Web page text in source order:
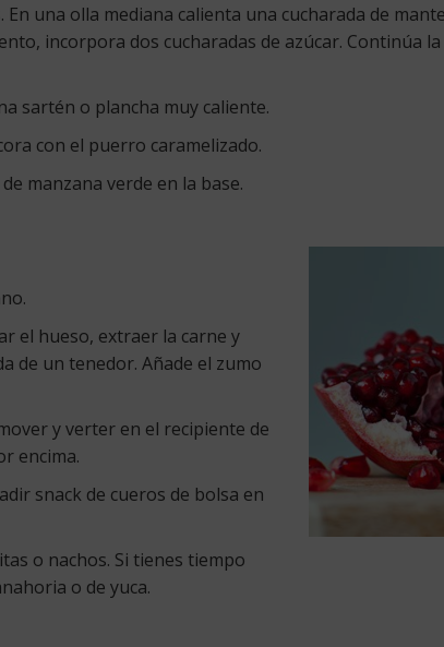
una olla mediana calienta una cucharada de
incorpora dos cucharadas de azúcar. Continúa
sartén o plancha muy caliente.
con el puerro caramelizado.
manzana verde en la base.
el hueso, extraer la carne y
de un tenedor. Añade el zumo
y verter en el recipiente de
encima.
snack de cueros de bolsa en
o nachos. Si tienes tiempo
o de yuca.